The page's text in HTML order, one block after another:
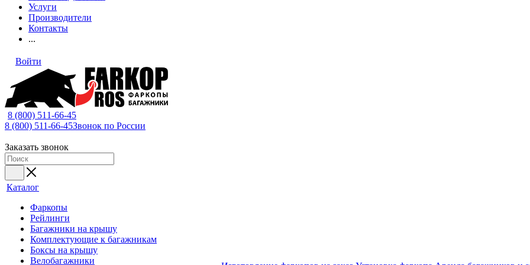
Услуги
Производители
Контакты
...
Войти
8 (800) 511-66-45
8 (800) 511-66-45Звонок по России
Заказать звонок
Каталог
Фаркопы
Рейлинги
Багажники на крышу
Комплектующие к багажникам
Боксы на крышу
Велобагажники